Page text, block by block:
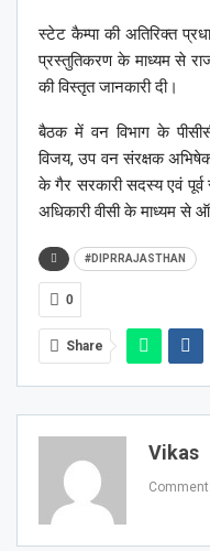
स्टेट कैम्पा की अतिरिक्त
प्रस्तुतिकरण के माध्यम से
की विस्तृत जानकारी दी।
बैठक में वन विभाग के
विजय, उप वन संरक्षक
के गैर सरकारी सदस्य एवं पूर्व
अधिकारी वीसी के माध्यम से
#DIPRRAJASTHAN
0
Share
Vikas